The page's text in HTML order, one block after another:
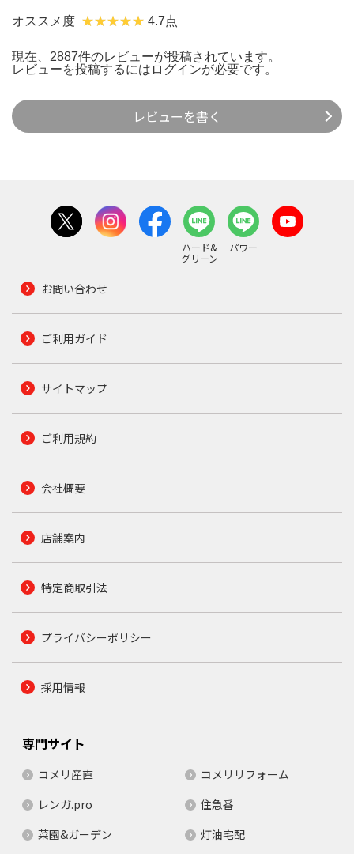
オススメ度 4.7点
現在、2887件のレビューが投稿されています。
レビューを投稿するには ログインが必要です。
レビューを書く
ハード&
グリーン
パワー
お問い合わせ
ご利用ガイド
サイトマップ
ご利用規約
会社概要
店舗案内
特定商取引法
プライバシーポリシー
採用情報
専門サイト
コメリ産直
コメリリフォーム
レンガ.pro
住急番
菜園&ガーデン
灯油宅配